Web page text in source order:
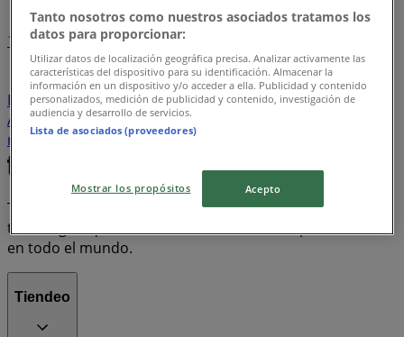
1
Supermercados
Tiendas Departamentales
Farmacias y Salud
Bancos y Servicios
Ropa, Zapatos y
Accesorios
Electrónica Hogar
refrigeradores
lavadoras
Tiendeo forma parte de Shopfully, la empresa
tecnológica que está reinventando las compras locales
en todo el mundo.
Tiendeo
Tanto nosotros como nuestros asociados tratamos los
datos para proporcionar:
Utilizar datos de localización geográfica precisa. Analizar activamente las
características del dispositivo para su identificación. Almacenar la
información en un dispositivo y/o acceder a ella. Publicidad y contenido
personalizados, medición de publicidad y contenido, investigación de
audiencia y desarrollo de servicios.
Lista de asociados (proveedores)
Mostrar los propósitos Acepto